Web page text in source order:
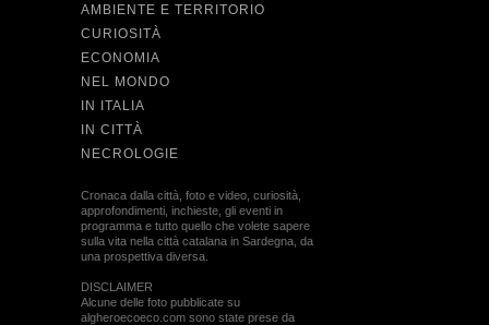
AMBIENTE E TERRITORIO
CURIOSITÀ
ECONOMIA
NEL MONDO
IN ITALIA
IN CITTÀ
NECROLOGIE
Cronaca dalla città, foto e video, curiosità,
approfondimenti, inchieste, gli eventi in
programma e tutto quello che volete sapere
sulla vita nella città catalana in Sardegna, da
una prospettiva diversa.
DISCLAIMER
Alcune delle foto pubblicate su
algheroecoeco.com sono state prese da